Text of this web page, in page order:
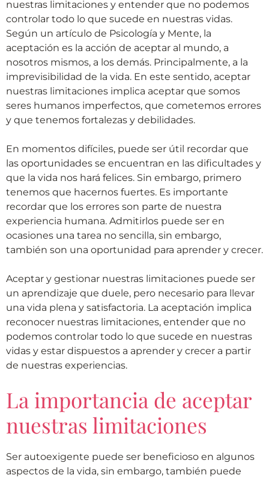
nuestras limitaciones y entender que no podemos
controlar todo lo que sucede en nuestras vidas.
Según un artículo de Psicología y Mente, la
aceptación es la acción de aceptar al mundo, a
nosotros mismos, a los demás. Principalmente, a la
imprevisibilidad de la vida. En este sentido, aceptar
nuestras limitaciones implica aceptar que somos
seres humanos imperfectos, que cometemos errores
y que tenemos fortalezas y debilidades.
En momentos difíciles, puede ser útil recordar que
las oportunidades se encuentran en las dificultades y
que la vida nos hará felices. Sin embargo, primero
tenemos que hacernos fuertes. Es importante
recordar que los errores son parte de nuestra
experiencia humana. Admitirlos puede ser en
ocasiones una tarea no sencilla, sin embargo,
también son una oportunidad para aprender y crecer.
Aceptar y gestionar nuestras limitaciones puede ser
un aprendizaje que duele, pero necesario para llevar
una vida plena y satisfactoria. La aceptación implica
reconocer nuestras limitaciones, entender que no
podemos controlar todo lo que sucede en nuestras
vidas y estar dispuestos a aprender y crecer a partir
de nuestras experiencias.
La importancia de aceptar
nuestras limitaciones
Ser autoexigente puede ser beneficioso en algunos
aspectos de la vida, sin embargo, también puede